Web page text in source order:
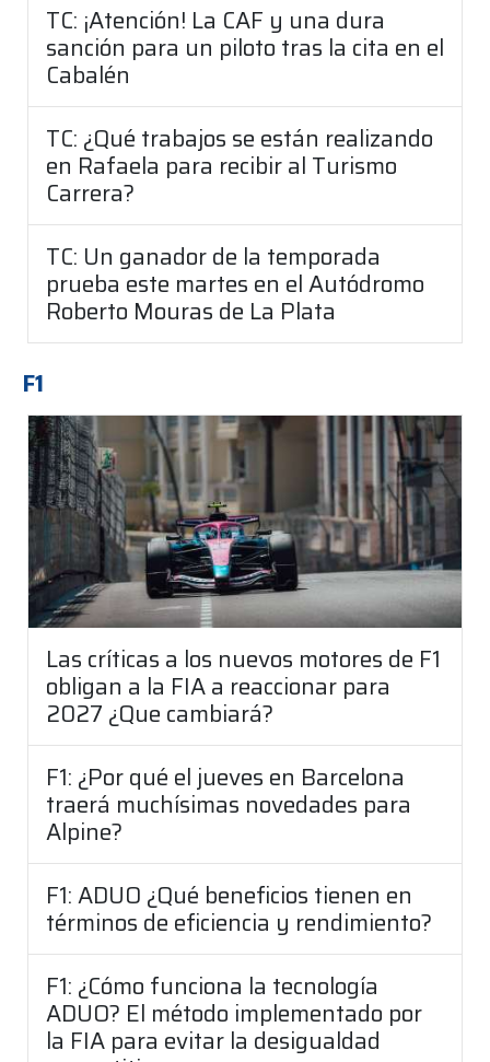
TC: ¡Atención! La CAF y una dura
sanción para un piloto tras la cita en el
Cabalén
TC: ¿Qué trabajos se están realizando
en Rafaela para recibir al Turismo
Carrera?
TC: Un ganador de la temporada
prueba este martes en el Autódromo
Roberto Mouras de La Plata
F1
Las críticas a los nuevos motores de F1
obligan a la FIA a reaccionar para
2027 ¿Que cambiará?
F1: ¿Por qué el jueves en Barcelona
traerá muchísimas novedades para
Alpine?
F1: ADUO ¿Qué beneficios tienen en
términos de eficiencia y rendimiento?
F1: ¿Cómo funciona la tecnología
ADUO? El método implementado por
la FIA para evitar la desigualdad